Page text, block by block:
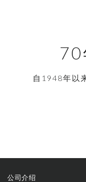
70
自1948年以
公司介绍